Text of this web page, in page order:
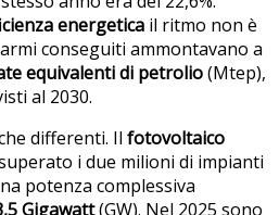
energetica il ritmo non è
conseguiti ammontavano a
equivalenti di petrolio(Mtep),
al 2030.
differenti. Il fotovoltaico
i due milioni di impianti
potenza complessiva
Gigawatt(GW). Nel 2025 sono